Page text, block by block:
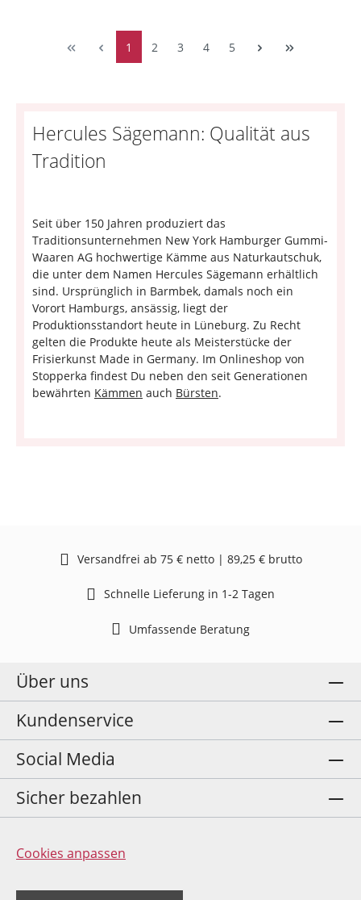
1 2 3 4 5
Hercules Sägemann: Qualität aus
Tradition
Seit über 150 Jahren produziert das
Traditionsunternehmen New York Hamburger Gummi-
Waaren AG hochwertige Kämme aus Naturkautschuk,
die unter dem Namen Hercules Sägemann erhältlich
sind. Ursprünglich in Barmbek, damals noch ein
Vorort Hamburgs, ansässig, liegt der
Produktionsstandort heute in Lüneburg. Zu Recht
gelten die Produkte heute als Meisterstücke der
Frisierkunst Made in Germany. Im Onlineshop von
Stopperka findest Du neben den seit Generationen
bewährten Kämmen auch Bürsten.
Versandfrei ab 75 € netto | 89,25 € brutto
Schnelle Lieferung in 1-2 Tagen
Umfassende Beratung
Über uns
Kundenservice
Social Media
Sicher bezahlen
Cookies anpassen